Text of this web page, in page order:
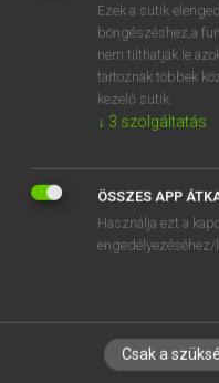
SÜTI
Ezek a sütik
böngészéshez,a
nem tilthatják le
tartoznak többek
kezelő sütik.
↓ 3 szolgáltatás
ÖSSZES APP
Használja ezt a
engedélyezéséhez/
Csak a